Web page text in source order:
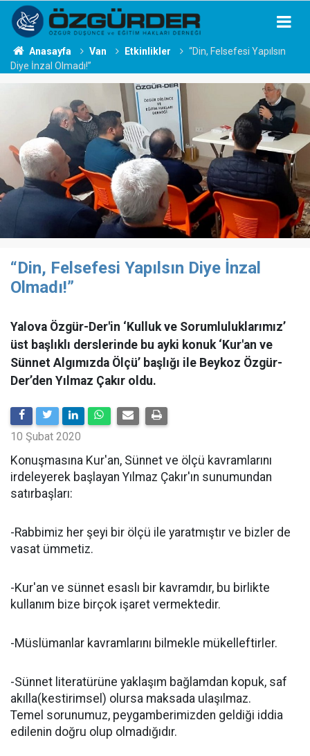
Anasayfa Van Etkinlikler
“Din, Felsefesi Yapılsın
Diye İnzal Olmadı!”
“Din, Felsefesi Yapılsın Diye İnzal
Olmadı!”
Yalova Özgür-Der'in ‘Kulluk ve Sorumluluklarımız’
üst başlıklı derslerinde bu ayki konuk ‘Kur'an ve
Sünnet Algımızda Ölçü’ başlığı ile Beykoz Özgür-
Der’den Yılmaz Çakır oldu.
10 Şubat 2020
Konuşmasına Kur'an, Sünnet ve ölçü kavramlarını
irdeleyerek başlayan Yılmaz Çakır'ın sunumundan
satırbaşları:
-Rabbimiz her şeyi bir ölçü ile yaratmıştır ve bizler de
vasat ümmetiz.
-Kur'an ve sünnet esaslı bir kavramdır, bu birlikte
kullanım bize birçok işaret vermektedir.
-Müslümanlar kavramlarını bilmekle mükelleftirler.
-Sünnet literatürüne yaklaşım bağlamdan kopuk, saf
akılla(kestirimsel) olursa maksada ulaşılmaz.
Temel sorunumuz, peygamberimizden geldiği iddia
edilenin doğru olup olmadığıdır.